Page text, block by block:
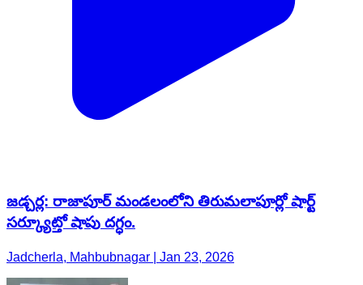
జడ్చర్ల: రాజాపూర్ మండలంలోని తిరుమలాపూర్లో షార్ట్
సర్క్యూట్తో షాపు దగ్ధం.
Jadcherla, Mahbubnagar | Jan 23, 2026